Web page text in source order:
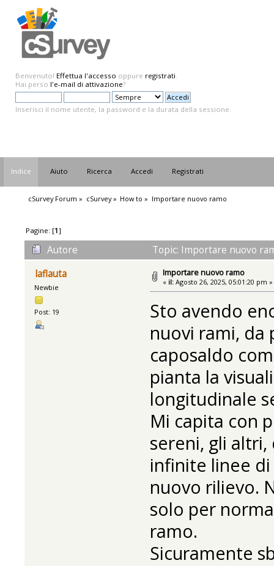
Benvenuto! Effettua l'accesso oppure registrati.
Hai perso l'e-mail di attivazione?
Inserisci il nome utente, la password e la durata della sessione.
Indice Aiuto Ricerca Accedi Registrati
cSurvey Forum » cSurvey» How to » Importare nuovo ramo
Pagine: [1]
Autore
Topic: Importare nuovo
laflauta
Newbie
Post: 19
Importare nuovo ramo
« il: Agosto 26, 2025, 05:01:20 pm »
Sto avendo
nuovi rami, da
caposaldo
pianta la
longitudinale
Mi capita con
sereni, gli
infinite linee
nuovo rilievo.
solo per
ramo.
Sicuramente